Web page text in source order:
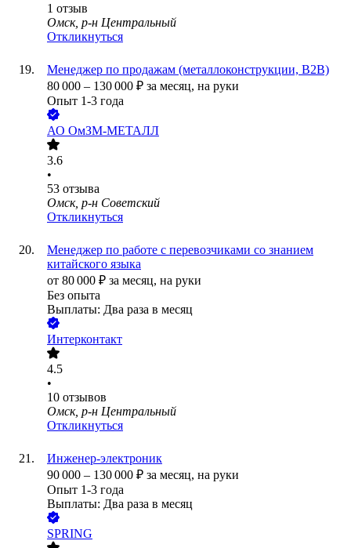
1 отзыв
Омск, р-н Центральный
Откликнуться
Менеджер по продажам (металлоконструкции, B2B)
80 000 – 130 000 ₽ за месяц, на руки
Опыт 1-3 года
АО ОмЗМ-МЕТАЛЛ
3.6
•
53 отзыва
Омск, р-н Советский
Откликнуться
Менеджер по работе с перевозчиками со знанием
китайского языка
от 80 000 ₽ за месяц, на руки
Без опыта
Выплаты: Два раза в месяц
Интерконтакт
4.5
•
10 отзывов
Омск, р-н Центральный
Откликнуться
Инженер-электроник
90 000 – 130 000 ₽ за месяц, на руки
Опыт 1-3 года
Выплаты: Два раза в месяц
SPRING